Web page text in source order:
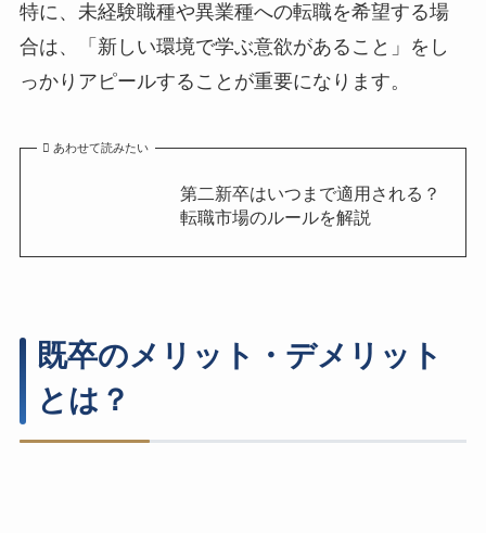
特に、未経験職種や異業種への転職を希望する場
合は、「新しい環境で学ぶ意欲があること」をし
っかりアピールすることが重要になります。
あわせて読みたい
第二新卒はいつまで適用される？
転職市場のルールを解説
既卒のメリット・デメリット
とは？